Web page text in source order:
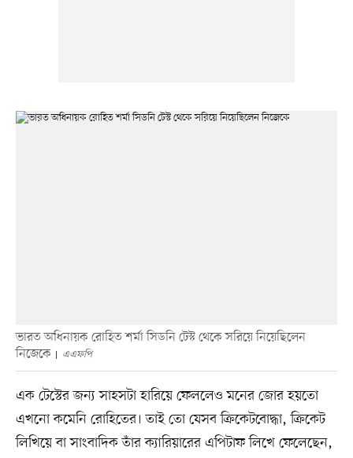
ভারত অধিনায়ক রোহিত শর্মা সিডনি টেস্ট থেকে সরিয়ে নিয়েছিলেন
নিজেকে
এএফপি
এক টেস্টের জন্য সাহসটা হারিয়ে ফেললেও মনের জোর হয়তো
এখনো কমেনি রোহিতের। তাই তো যেসব ক্রিকেটবোদ্ধা, ক্রিকেট
লিখিয়ে বা সাংবাদিক তাঁর ক্যারিয়ারের এপিটাফ লিখে ফেলেছেন,